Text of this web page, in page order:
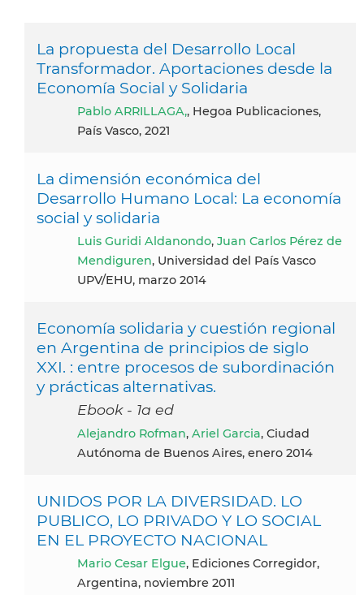
La propuesta del Desarrollo Local
Transformador. Aportaciones desde la
Economía Social y Solidaria
Pablo ARRILLAGA,, Hegoa Publicaciones,
País Vasco, 2021
La dimensión económica del
Desarrollo Humano Local: La economía
social y solidaria
Luis Guridi Aldanondo, Juan Carlos Pérez de
Mendiguren, Universidad del País Vasco
UPV/EHU, marzo 2014
Economía solidaria y cuestión regional
en Argentina de principios de siglo
XXI. : entre procesos de subordinación
y prácticas alternativas.
Ebook - 1a ed
Alejandro Rofman, Ariel Garcia, Ciudad
Autónoma de Buenos Aires, enero 2014
UNIDOS POR LA DIVERSIDAD. LO
PUBLICO, LO PRIVADO Y LO SOCIAL
EN EL PROYECTO NACIONAL
Mario Cesar Elgue, Ediciones Corregidor,
Argentina, noviembre 2011